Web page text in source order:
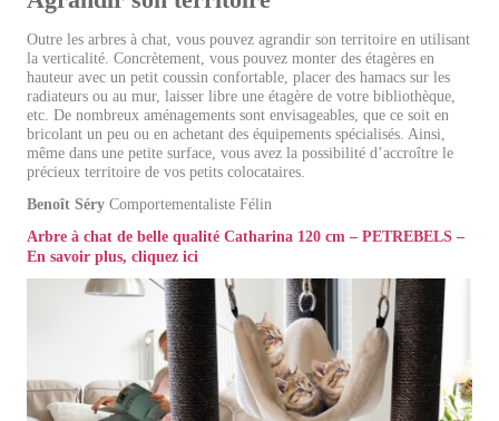
Outre les arbres à chat, vous pouvez agrandir son territoire en utilisant
la verticalité. Concrètement, vous pouvez monter des étagères en
hauteur avec un petit coussin confortable, placer des hamacs sur les
radiateurs ou au mur, laisser libre une étagère de votre bibliothèque,
etc. De nombreux aménagements sont envisageables, que ce soit en
bricolant un peu ou en achetant des équipements spécialisés. Ainsi,
même dans une petite surface, vous avez la possibilité d’accroître le
précieux territoire de vos petits colocataires.
Benoît Séry Comportementaliste Félin
Arbre à chat de belle qualité Catharina 120 cm – PETREBELS –
En savoir plus, cliquez ici